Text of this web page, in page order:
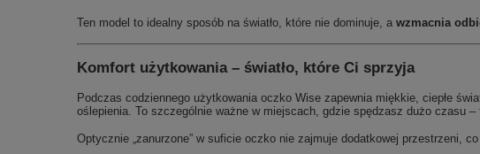
Ten model to idealny sposób na światło, które nie dominuje, a wzmacnia
Komfort użytkowania – światło, które Ci sprzyja
Podczas codziennego użytkowania oczko Wise zapewnia miękkie, ciepłe
oślepienia. To szczególnie ważne w miejscach, gdzie spędzasz dużo czasu
Optycznie „zanurzone” w suficie oczko nie zajmuje dodatkowej przestrzeni,